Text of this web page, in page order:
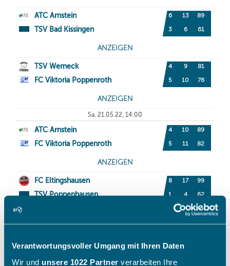
Verantwortungsvoller Umgang mit Ihren Daten
Wir und unsere 1022 Partner verarbeiten Ihre